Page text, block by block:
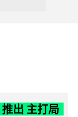
出 主打局